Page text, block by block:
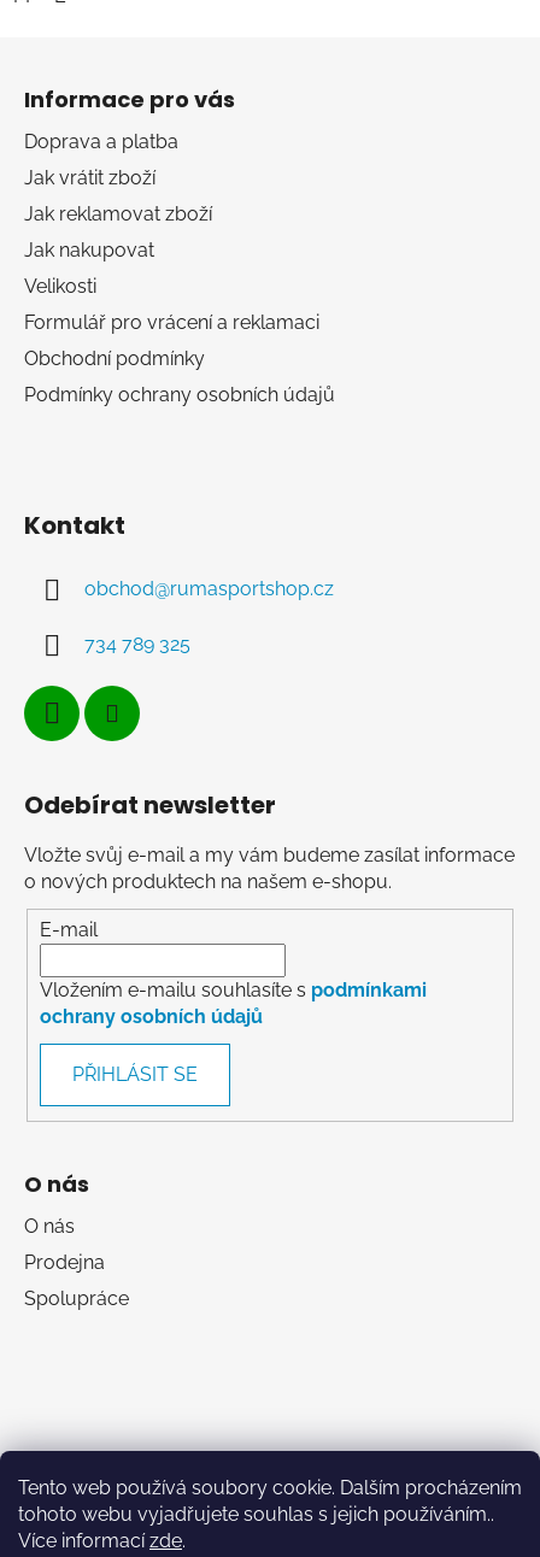
Tento web používá soubory cookie. Dalším procházením
tohoto webu vyjadřujete souhlas s jejich používáním..
Více informacízde.
Informace pro vás
Doprava a platba
Jak vrátit zboží
Jak reklamovat zboží
Jak nakupovat
Velikosti
Formulář pro vrácení a reklamaci
Obchodní podmínky
Podmínky ochrany osobních údajů
Kontakt
obchod@rumasportshop.cz
734 789 325
Odebírat newsletter
Vložte svůj e-mail a my vám budeme zasílat informace
o nových produktech na našem e-shopu.
E-mail
Vložením e-mailu souhlasíte s podmínkami
ochrany osobních údajů
PŘIHLÁSIT SE
O nás
O nás
Prodejna
Spolupráce